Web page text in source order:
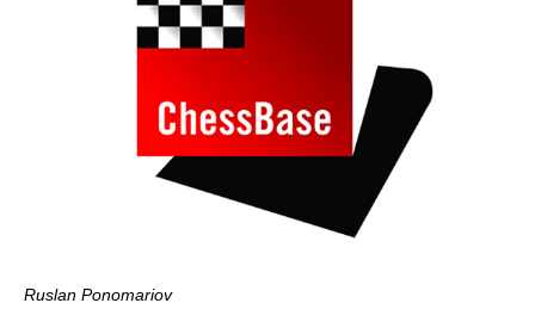
Ruslan Ponomariov